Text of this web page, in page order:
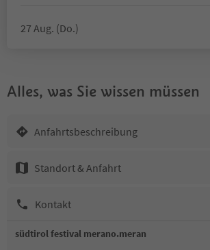
27 Aug. (Do.)
Alles, was Sie wissen müssen
Anfahrtsbeschreibung
Standort & Anfahrt
Kontakt
südtirol festival merano.meran